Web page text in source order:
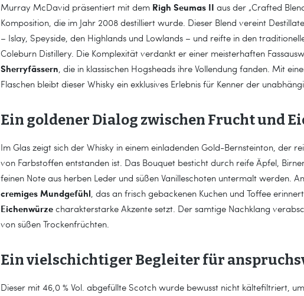
Murray McDavid präsentiert mit dem Righ Seumas II aus der „Crafted
Komposition, die im Jahr 2008 destilliert wurde. Dieser Blend vereint
– Islay, Speyside, den Highlands und Lowlands – und reifte in den
Coleburn Distillery. Die Komplexität verdankt er einer meisterhaften
Sherryfässern, die in klassischen Hogsheads ihre Vollendung fanden. Mit
Flaschen bleibt dieser Whisky ein exklusives Erlebnis für Kenner der
Ein goldener Dialog zwischen Frucht und
Im Glas zeigt sich der Whisky in einem einladenden Gold-Bernsteinton, der
von Farbstoffen entstanden ist. Das Bouquet besticht durch reife Äpfel,
feinen Note aus herben Leder und süßen Vanilleschoten untermalt werden.
cremiges Mundgefühl, das an frisch gebackenen Kuchen und Toffee
Eichenwürze charakterstarke Akzente setzt. Der samtige Nachklang
von süßen Trockenfrüchten.
Ein vielschichtiger Begleiter für
Dieser mit 46,0 % Vol. abgefüllte Scotch wurde bewusst nicht kältefiltriert,